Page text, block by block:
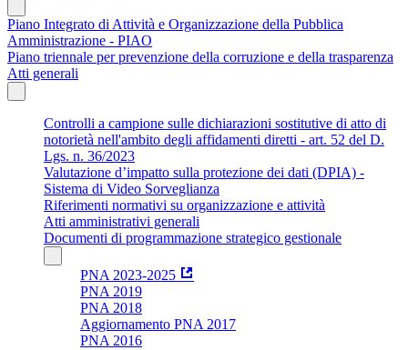
Piano Integrato di Attività e Organizzazione della Pubblica
Amministrazione - PIAO
Piano triennale per prevenzione della corruzione e della trasparenza
Atti generali
Controlli a campione sulle dichiarazioni sostitutive di atto di
notorietà nell'ambito degli affidamenti diretti - art. 52 del D.
Lgs. n. 36/2023
Valutazione d’impatto sulla protezione dei dati (DPIA) -
Sistema di Video Sorveglianza
Riferimenti normativi su organizzazione e attività
Atti amministrativi generali
Documenti di programmazione strategico gestionale
PNA 2023-2025
PNA 2019
PNA 2018
Aggiornamento PNA 2017
PNA 2016